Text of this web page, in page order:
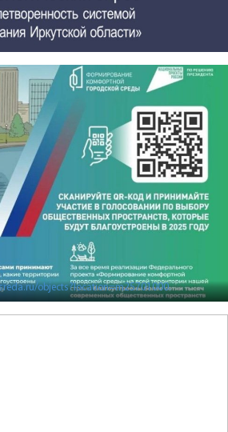
objects?location=m25701000.